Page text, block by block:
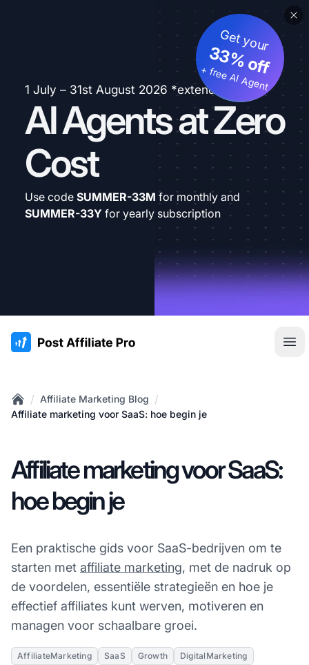
1 July – 31st August 2026 *extended
AI Agents at Zero
Cost
Get your
33% off
+ free AI Agent
Use code SUMMER-33M for monthly and
SUMMER-33Y for yearly subscription
:site.title
Home
/ Affiliate Marketing Blog /
Affiliate marketing voor SaaS: hoe begin je
Affiliate marketing voor SaaS:
hoe begin je
Een praktische gids voor SaaS-bedrijven om te
starten met affiliate marketing, met de nadruk op
de voordelen, essentiële strategieën en hoe je
effectief affiliates kunt werven, motiveren en
managen voor schaalbare groei.
AffiliateMarketing SaaS Growth
DigitalMarketing